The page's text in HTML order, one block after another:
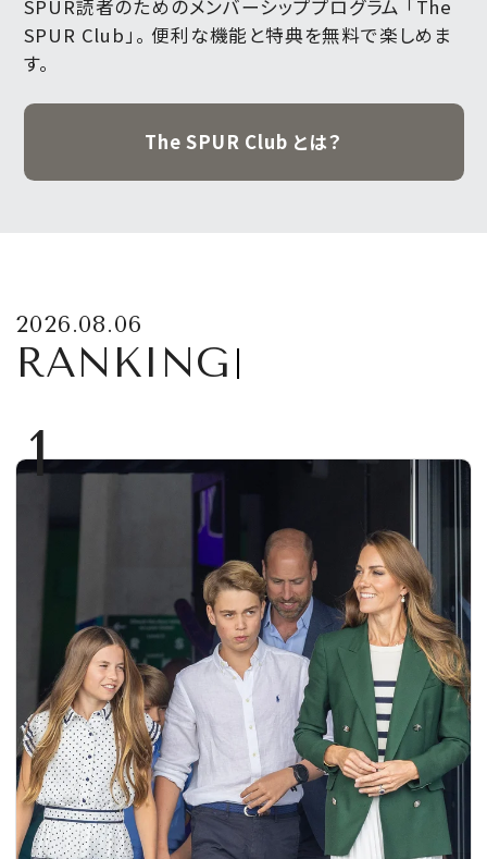
SPUR読者のためのメンバーシッププログラム 「The
SPUR Club」。 便利な機能と特典を無料で楽しめま
す。
The SPUR Club とは？
2026.08.06
RANKING
1